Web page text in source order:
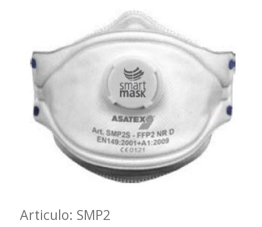
Articulo: SMP2